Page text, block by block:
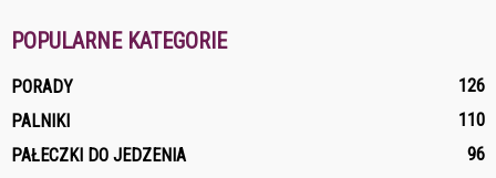
POPULARNE KATEGORIE
PORADY
126
PALNIKI
110
PAŁECZKI DO JEDZENIA
96